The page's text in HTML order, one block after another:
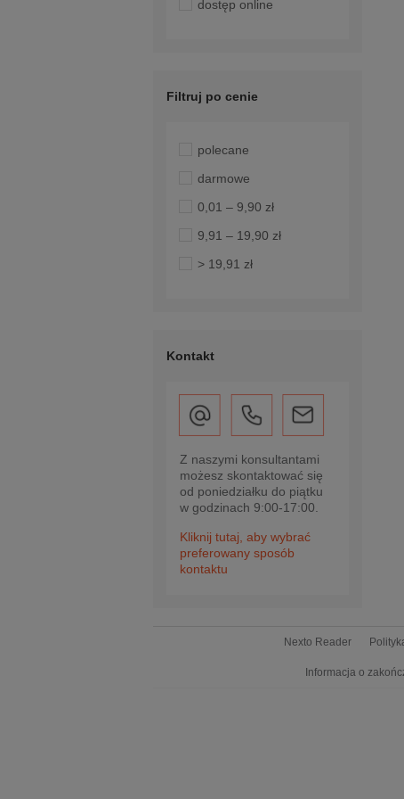
dostęp online
Filtruj po cenie
polecane
darmowe
0,01 – 9,90 zł
9,91 – 19,90 zł
> 19,91 zł
Kontakt
Z naszymi konsultantami
możesz skontaktować się
od poniedziałku do piątku
w godzinach 9:00-17:00.
Kliknij tutaj, aby wybrać
preferowany sposób
kontaktu
Nexto Reader
Informacja o